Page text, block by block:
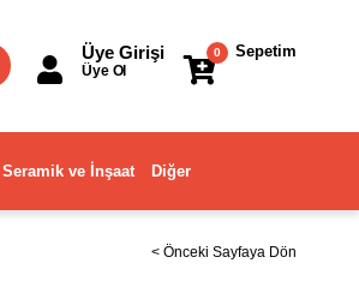
Sepetim
0
Üye Girişi
Üye Ol
Seramik ve İnşaat Diğer
< Önceki Sayfaya Dön